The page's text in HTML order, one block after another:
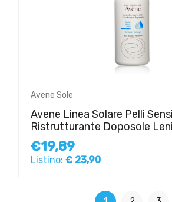
Avene Sole
Avene Linea Solare Pelli
Ristrutturante Doposole
€19,89
Listino: € 23,90